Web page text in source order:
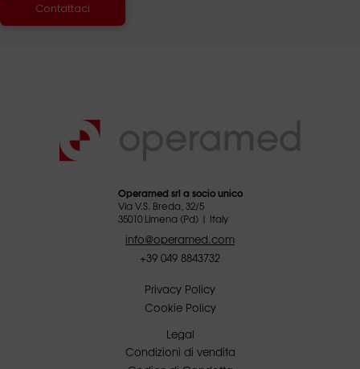
Contattaci
Operamed srl a socio unico
Via V.S. Breda, 32/5
35010 Limena (Pd) | Italy
info@operamed.com
+39 049 8843732
Privacy Policy
Cookie Policy
Legal
Condizioni di vendita